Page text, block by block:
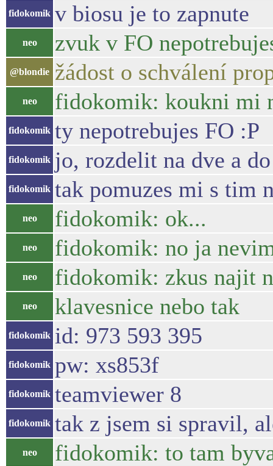
fidokomik v biosu je to zapnute
neo zvuk v FO
@blondie žádost o schválení
neo fidokomik: koukni mi
fidokomik ty nepotrebujes FO :P
fidokomik jo, rozdelit na dve a
fidokomik tak pomuzes mi s tim
neo fidokomik: ok...
neo fidokomik: no ja
neo fidokomik: zkus najit
neo klavesnice nebo tak
fidokomik id: 973 593 395
fidokomik pw: xs853f
fidokomik teamviewer 8
fidokomik tak z jsem si spravil,
neo fidokomik: to tam